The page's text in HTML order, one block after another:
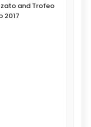
and Trofeo
2017